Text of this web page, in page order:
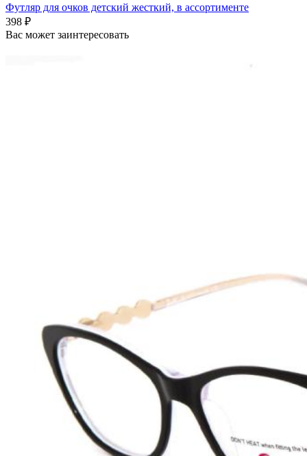
Футляр для очков детский жесткий, в ассортименте
398 ₽
Вас может заинтересовать